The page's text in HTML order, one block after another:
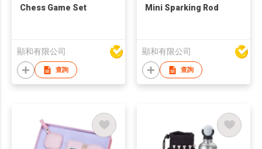
Chess Game Set
顯和有限公司
查詢
Mini Sparking Rod
顯和有限公司
查詢